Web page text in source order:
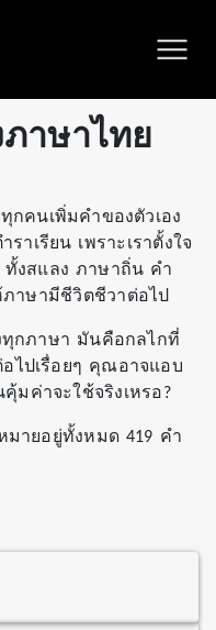
าษาไทย
คนเพิ่มคำของตัวเอง
าเรียน เพราะเราตั้งใจ
ทั้งสแลง ภาษาถิ่น คำ
าษามีชีวิตชีวาต่อไป
ทุกภาษา มันคือกลไกที่
ไปเรื่อยๆ คุณอาจแอบ
มค่าจะใช้จริงเหรอ?
ายอยู่ทั้งหมด 419 คำ